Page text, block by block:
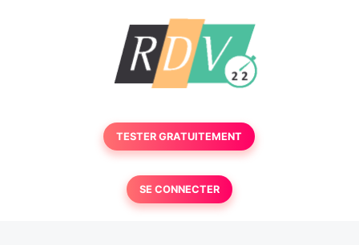
TESTER GRATUITEMENT
SE CONNECTER